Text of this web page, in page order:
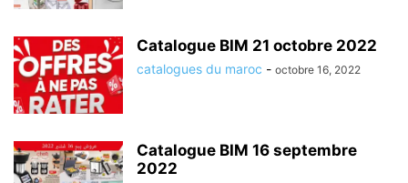
Catalogue BIM 21 octobre 2022
catalogues du maroc - octobre 16, 2022
Catalogue BIM 16 septembre
2022